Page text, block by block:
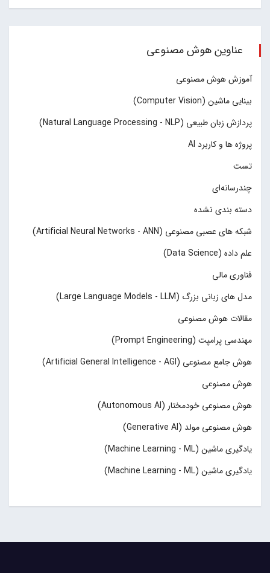
عناوین هوش مصنوعی
آموزش هوش مصنوعی
بینایی ماشین (Computer Vision)
پردازش زبان طبیعی (Natural Language Processing - NLP)
پروژه ها و کاربرد AI
تست
چند‌‌رسانه‌ای
دسته بندی نشده
شبکه های عصبی مصنوعی (Artificial Neural Networks - ANN)
علم داده (Data Science)
فناوری مالی
مدل های زبانی بزرگ (Large Language Models - LLM)
مقالات هوش مصنوعی
مهندسی پرامپت (Prompt Engineering)
هوش جامع مصنوعی (Artificial General Intelligence - AGI)
هوش مصنوعی
هوش مصنوعی خودمختار (Autonomous AI)
هوش مصنوعی مولد (Generative AI)
یادگیری ماشین (Machine Learning - ML)
یادگیری ماشین (Machine Learning - ML)